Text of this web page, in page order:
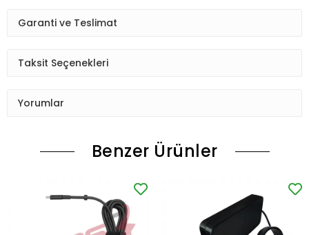
Garanti ve Teslimat
Taksit Seçenekleri
Yorumlar
Benzer Ürünler